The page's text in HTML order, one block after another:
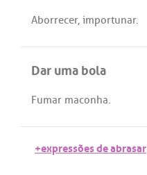
Aborrecer, importunar.
Dar uma bola
Fumar maconha.
+expressões de abrasar